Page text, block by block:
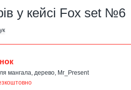
у кейсі Fox set №6
мангала, дерево, Mr_Present